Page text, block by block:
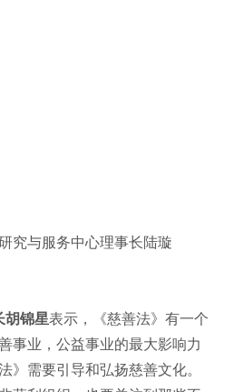
究与服务中心理事长陆璇
胡锦星表示，《慈善法》有一个
事业，公益事业的最大影响力
》需要引导和弘扬慈善文化。